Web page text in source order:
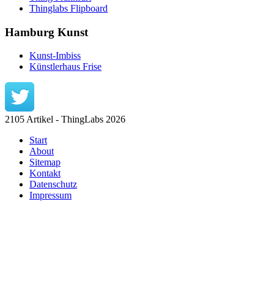
Thinglabs Flipboard
Hamburg Kunst
Kunst-Imbiss
Künstlerhaus Frise
2105 Artikel - ThingLabs 2026
Start
About
Sitemap
Kontakt
Datenschutz
Impressum